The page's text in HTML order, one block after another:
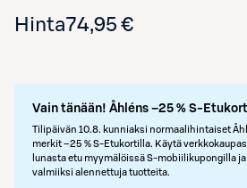
Hinta74,95 €
Vain tänään! Åhléns –25 % S-
Tilipäivän 10.8. kunniaksi normaalihintaiset
merkit –25 % S‑Etukortilla. Käytä
lunasta etu myymälöissä S‑mobiilikupongilla
valmiiksi alennettuja tuotteita.